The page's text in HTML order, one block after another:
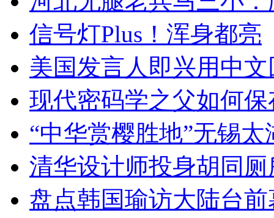
信号灯Plus！浑身都亮
美国发言人即兴用中
现代密码学之父如何
“中华赏樱胜地”无锡
清华设计师投身胡同
盘点韩国瑜访大陆台